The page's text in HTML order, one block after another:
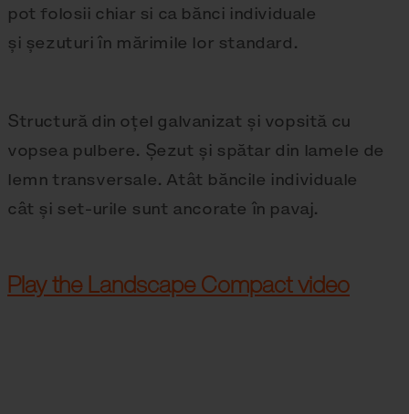
pot folosii chiar si ca bănci individuale
și șezuturi în mărimile lor standard.
Structură din oțel galvanizat și vopsită cu
vopsea pulbere. Șezut și spătar din lamele de
lemn transversale. Atât băncile individuale
cât și set-urile sunt ancorate în pavaj.
Play the Landscape Compact video